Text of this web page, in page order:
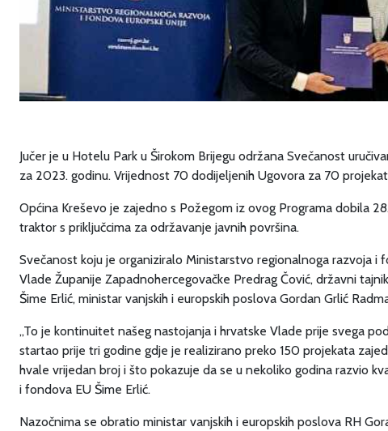
Jučer je u Hotelu Park u Širokom Brijegu održana Svečanost
za 2023. godinu. Vrijednost 70 dodijeljenih Ugovora za 70
Općina Kreševo je zajedno s Požegom iz ovog Programa dobila
traktor s priključcima za održavanje javnih površina.
Svečanost koju je organiziralo Ministarstvo regionalnoga razvoja i
Vlade Županije Zapadnohercegovačke Predrag Čović, državni
Šime Erlić, ministar vanjskih i europskih poslova Gordan Grlić
„To je kontinuitet našeg nastojanja i hrvatske Vlade prije svega
startao prije tri godine gdje je realizirano preko 150 projekata
hvale vrijedan broj i što pokazuje da se u nekoliko godina razvio
i fondova EU Šime Erlić.
Nazočnima se obratio ministar vanjskih i europskih poslova RH